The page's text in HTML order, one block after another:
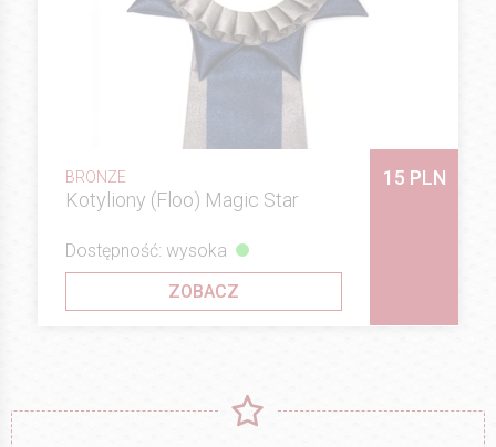
BRONZE
Kotyliony (Floo) Magic Star
15 PLN
Dostępność: wysoka
ZOBACZ